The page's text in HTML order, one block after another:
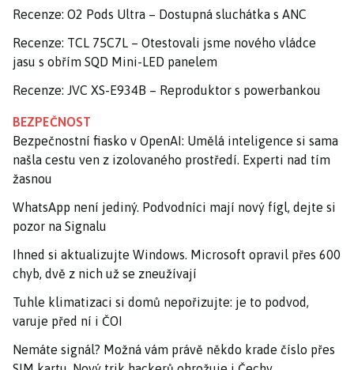
Recenze: O2 Pods Ultra – Dostupná sluchátka s ANC
Recenze: TCL 75C7L – Otestovali jsme nového vládce
jasu s obřím SQD Mini-LED panelem
Recenze: JVC XS-E934B – Reproduktor s powerbankou
BEZPEČNOST
Bezpečnostní fiasko v OpenAI: Umělá inteligence si sama
našla cestu ven z izolovaného prostředí. Experti nad tím
žasnou
WhatsApp není jediný. Podvodníci mají nový fígl, dejte si
pozor na Signalu
Ihned si aktualizujte Windows. Microsoft opravil přes 600
chyb, dvě z nich už se zneužívají
Tuhle klimatizaci si domů nepořizujte: je to podvod,
varuje před ní i ČOI
Nemáte signál? Možná vám právě někdo krade číslo přes